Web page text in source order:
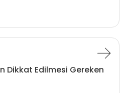
Dikkat Edilmesi Gereken